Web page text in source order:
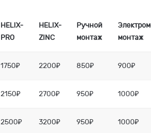
HELIX-
PRO
HELIX-
ZINC
Ручной
монтаж
монтаж
1750₽ 2200₽ 850₽ 900₽
2150₽ 2700₽ 950₽ 1000₽
2500₽ 3200₽ 950₽ 1000₽